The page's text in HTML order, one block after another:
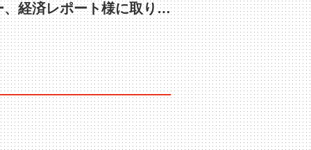
１２月２６日までの無料周遊モニターツアー、経済レポート様に取り上げて頂いております。